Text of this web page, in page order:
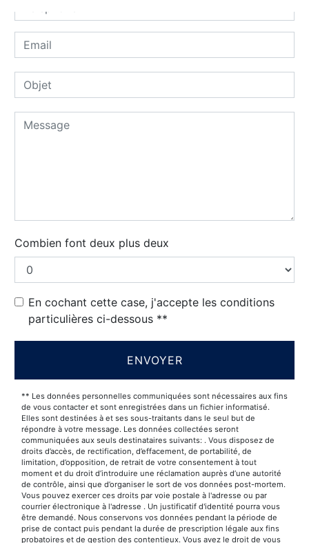
Combien font deux plus deux
En cochant cette case, j'accepte les conditions
particulières ci-dessous **
ENVOYER
** Les données personnelles communiquées sont nécessaires aux fins
de vous contacter et sont enregistrées dans un fichier informatisé.
Elles sont destinées à et ses sous-traitants dans le seul but de
répondre à votre message. Les données collectées seront
communiquées aux seuls destinataires suivants: . Vous disposez de
droits d’accès, de rectification, d’effacement, de portabilité, de
limitation, d’opposition, de retrait de votre consentement à tout
moment et du droit d’introduire une réclamation auprès d’une autorité
de contrôle, ainsi que d’organiser le sort de vos données post-mortem.
Vous pouvez exercer ces droits par voie postale à l'adresse ou par
courrier électronique à l'adresse . Un justificatif d'identité pourra vous
être demandé. Nous conservons vos données pendant la période de
prise de contact puis pendant la durée de prescription légale aux fins
probatoires et de gestion des contentieux. Vous avez le droit de vous